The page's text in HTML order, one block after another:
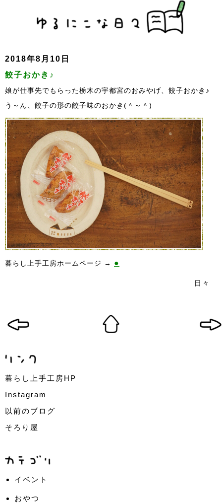
2018年8月10日
餃子おかき♪
娘が仕事先でもらった栃木の宇都宮のおみやげ、餃子おかき♪
う～ん、餃子の形の餃子味のおかき(＾～＾)
暮らし上手工房ホームページ → ●
日々
暮らし上手工房HP
Instagram
以前のブログ
そろり屋
イベント
おやつ